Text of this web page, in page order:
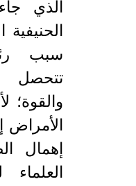
الذي
الحنيفية
سبب
تتحصل
والقوة؛
الأمراض
إهمال